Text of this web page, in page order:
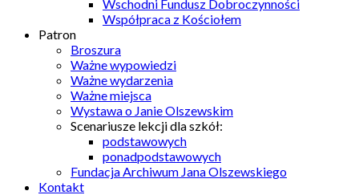
Wschodni Fundusz Dobroczynności
Współpraca z Kościołem
Patron
Broszura
Ważne wypowiedzi
Ważne wydarzenia
Ważne miejsca
Wystawa o Janie Olszewskim
Scenariusze lekcji dla szkół:
podstawowych
ponadpodstawowych
Fundacja Archiwum Jana Olszewskiego
Kontakt